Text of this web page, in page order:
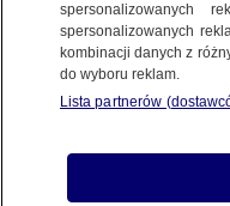
Posłuchaj
Czyta lektor AI
spersonalizowanych
spersonalizowanych
kombinacji danych z
do wyboru reklam.
Lista partnerów